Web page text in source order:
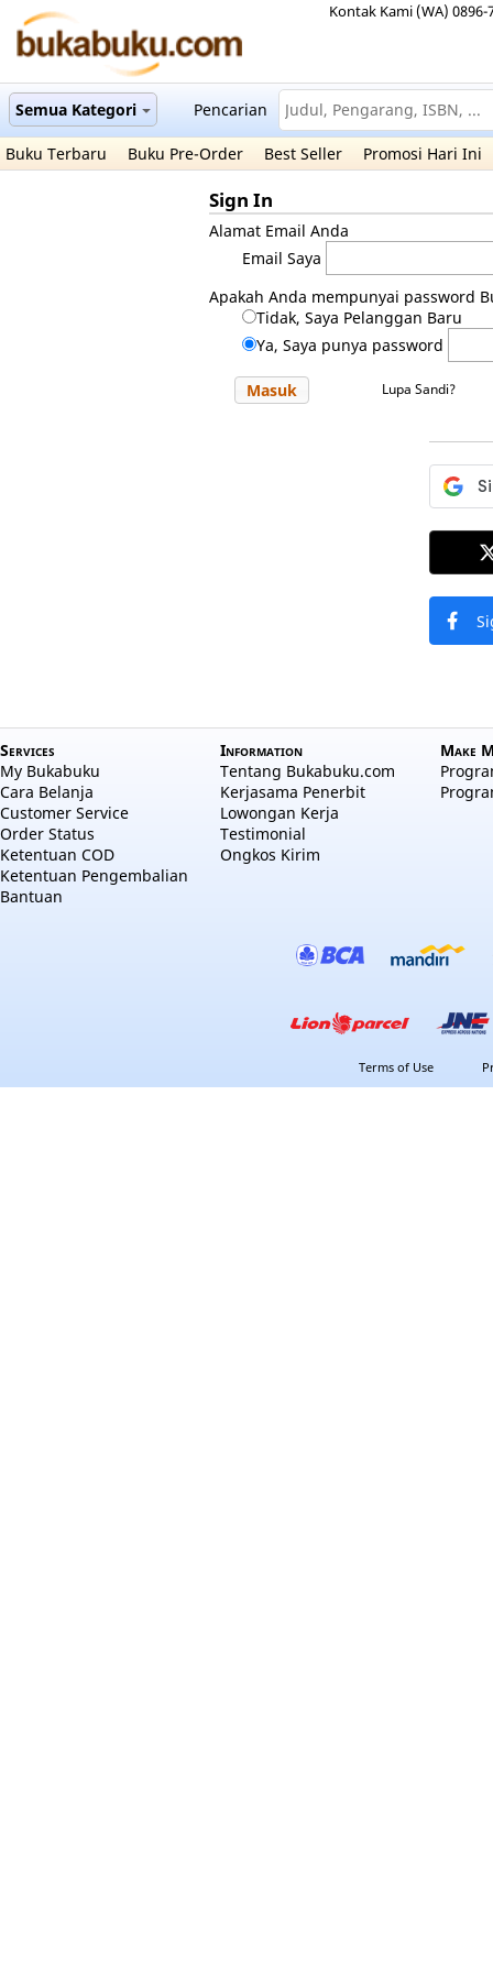
Kontak Kami (WA) 0896-
Semua Kategori Pencarian
Buku Terbaru Buku Pre-Order Best Seller Promosi Hari Ini
Sign In
Alamat Email Anda
Email Saya
Apakah Anda mempunyai password
Tidak, Saya Pelanggan Baru
Ya, Saya punya password
Masuk Lupa Sandi?
Services
My Bukabuku
Cara Belanja
Customer Service
Order Status
Ketentuan COD
Ketentuan Pengembalian
Bantuan
Information
Tentang Bukabuku.com
Kerjasama Penerbit
Lowongan Kerja
Testimonial
Ongkos Kirim
Make
Terms of Use